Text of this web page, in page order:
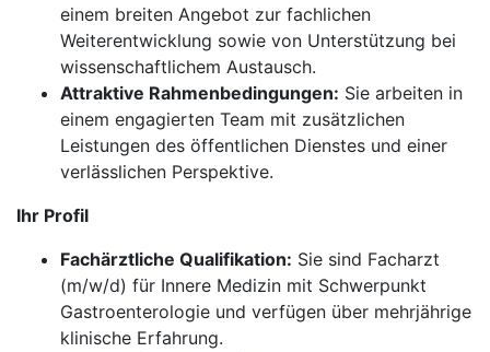
einem breiten Angebot zur fachlichen
Weiterentwicklung sowie von Unterstützung bei
wissenschaftlichem Austausch.
Attraktive Rahmenbedingungen: Sie arbeiten in
einem engagierten Team mit zusätzlichen
Leistungen des öffentlichen Dienstes und einer
verlässlichen Perspektive.
Ihr Profil
Fachärztliche Qualifikation: Sie sind Facharzt
(m/w/d) für Innere Medizin mit Schwerpunkt
Gastroenterologie und verfügen über mehrjährige
klinische Erfahrung.